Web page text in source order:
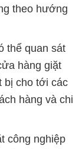
theo hướng
thể quan sát
hàng giặt
bị cho tới các
hàng và chi
công nghiệp